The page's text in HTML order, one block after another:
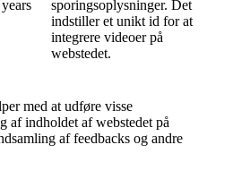
sporingsoplysninger. Det
indstiller et unikt id for at
integrere videoer på
webstedet.
med at udføre visse
af indholdet af webstedet på
af feedbacks og andre